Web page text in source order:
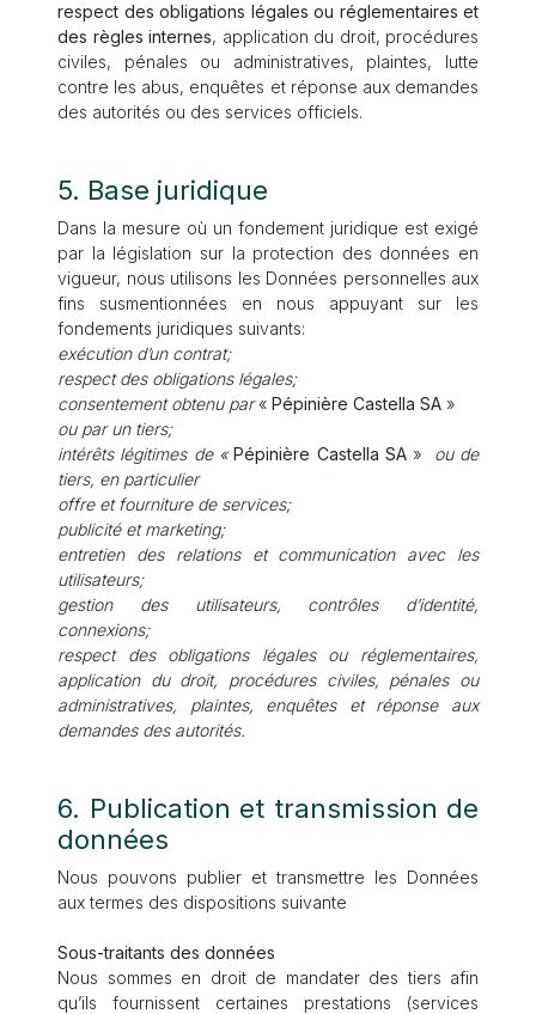
respect des obligations légales ou réglementaires et
des règles internes, application du droit, procédures
civiles, pénales ou administratives, plaintes, lutte
contre les abus, enquêtes et réponse aux demandes
des autorités ou des services officiels.
5. Base juridique
Dans la mesure où un fondement juridique est exigé
par la législation sur la protection des données en
vigueur, nous utilisons les Données personnelles aux
fins susmentionnées en nous appuyant sur les
fondements juridiques suivants:
exécution d’un contrat;
respect des obligations légales;
consentement obtenu par« Pépinière Castella SA »
ou par un tiers;
intérêts légitimes de « Pépinière Castella SA»
ou de
tiers, en particulier
offre et fourniture de services;
publicité et marketing;
entretien des relations et communication avec les
utilisateurs;
gestion des utilisateurs, contrôles d’identité,
connexions;
respect des obligations légales ou réglementaires,
application du droit, procédures civiles, pénales ou
administratives, plaintes, enquêtes et réponse aux
demandes des autorités.
6. Publication et transmission de
données
Nous pouvons publier et transmettre les Données
aux termes des dispositions suivante
Sous-traitants des données
Nous sommes en droit de mandater des tiers afin
qu’ils fournissent certaines prestations (services